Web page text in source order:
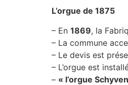
L’orgue de 1875
– En 1869, la
– La commune
– Le devis est
– L’orgue est
– « l’orgue